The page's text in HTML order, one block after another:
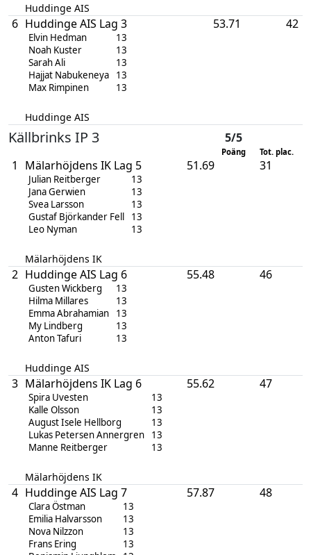
Huddinge AIS
6 Huddinge AIS Lag 3
Elvin Hedman
13
Noah Kuster
13
Sarah Ali
13
Hajjat Nabukeneya
13
Max Rimpinen
13
Huddinge AIS
53.71 42
Källbrinks IP 3 5/5
Poäng Tot. plac.
1 Mälarhöjdens IK Lag 5
Julian Reitberger
13
Jana Gerwien
13
Svea Larsson
13
Gustaf Björkander Fell
13
Leo Nyman
13
Mälarhöjdens IK
51.69 31
2 Huddinge AIS Lag 6
Gusten Wickberg
13
Hilma Millares
13
Emma Abrahamian
13
My Lindberg
13
Anton Tafuri
13
Huddinge AIS
55.48 46
3 Mälarhöjdens IK Lag 6
Spira Uvesten
13
Kalle Olsson
13
August Isele Hellborg
13
Lukas Petersen Annergren
13
Manne Reitberger
13
Mälarhöjdens IK
55.62 47
4 Huddinge AIS Lag 7
Clara Östman
13
Emilia Halvarsson
13
Nova Nilzzon
13
Frans Ering
13
57.87 48